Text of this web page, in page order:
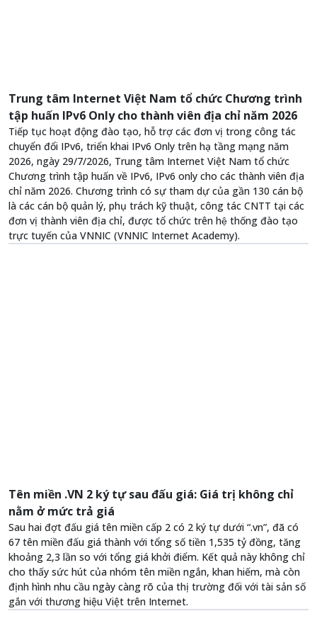
Trung tâm Internet Việt Nam tổ chức Chương trình
tập huấn IPv6 Only cho thành viên địa chỉ năm 2026
Tiếp tục hoạt động đào tạo, hỗ trợ các đơn vị trong công tác
chuyển đổi IPv6, triển khai IPv6 Only trên hạ tầng mạng năm
2026, ngày 29/7/2026, Trung tâm Internet Việt Nam tổ chức
Chương trình tập huấn về IPv6, IPv6 only cho các thành viên địa
chỉ năm 2026. Chương trình có sự tham dự của gần 130 cán bộ
là các cán bộ quản lý, phụ trách kỹ thuật, công tác CNTT tại các
đơn vị thành viên địa chỉ, được tổ chức trên hệ thống đào tạo
trực tuyến của VNNIC (VNNIC Internet Academy).
Tên miền .VN 2 ký tự sau đấu giá: Giá trị không chỉ
nằm ở mức trả giá
Sau hai đợt đấu giá tên miền cấp 2 có 2 ký tự dưới “.vn”, đã có
67 tên miền đấu giá thành với tổng số tiền 1,535 tỷ đồng, tăng
khoảng 2,3 lần so với tổng giá khởi điểm. Kết quả này không chỉ
cho thấy sức hút của nhóm tên miền ngắn, khan hiếm, mà còn
định hình nhu cầu ngày càng rõ của thị trường đối với tài sản số
gắn với thương hiệu Việt trên Internet.